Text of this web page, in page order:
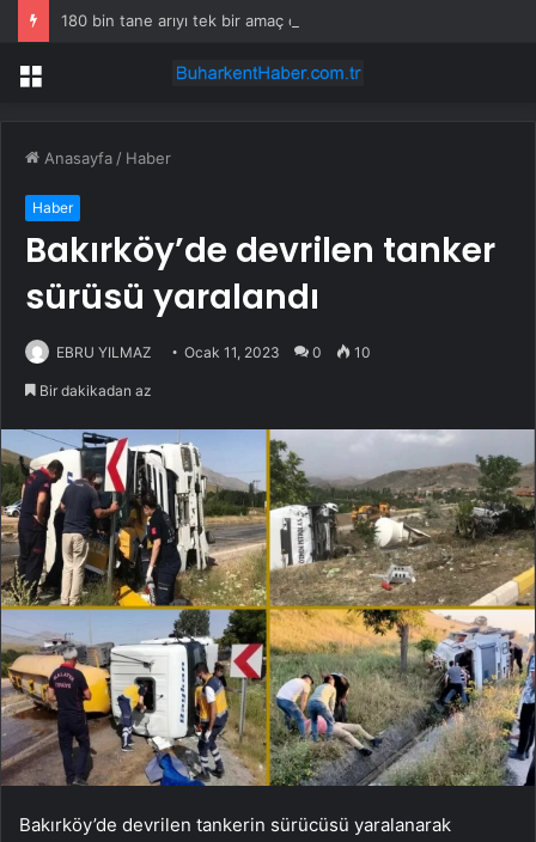
180 bin tane arıyı tek bir amaç doğaya saldılar
Menü
Anasayfa / Haber
Haber
Bakırköy’de devrilen tanker
sürüsü yaralandı
EBRU YILMAZ Ocak 11, 2023 0 10
Bir dakikadan az
Bakırköy’de devrilen tankerin sürücüsü yaralanarak